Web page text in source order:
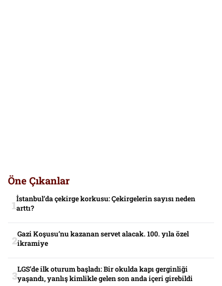
Öne Çıkanlar
İstanbul’da çekirge korkusu: Çekirgelerin sayısı neden
arttı?
Gazi Koşusu’nu kazanan servet alacak. 100. yıla özel
ikramiye
LGS’de ilk oturum başladı: Bir okulda kapı gerginliği
yaşandı, yanlış kimlikle gelen son anda içeri girebildi